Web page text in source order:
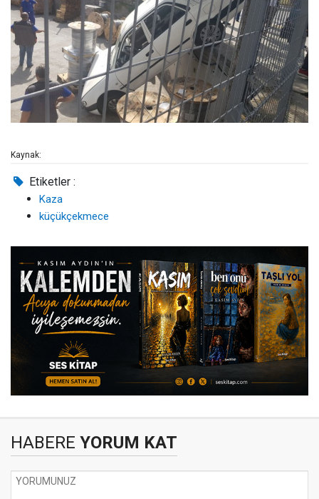
Kaynak:
Etiketler :
Kaza
küçükçekmece
HABERE YORUM KAT